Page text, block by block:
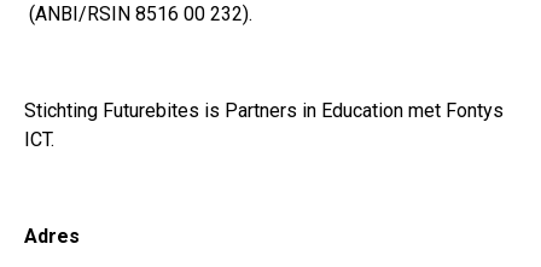
(ANBI/RSIN 8516 00 232).
Stichting Futurebites is Partners in Education met Fontys
ICT.
Adres